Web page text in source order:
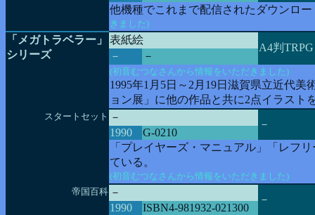
他機種でこれまで配信されたダウンロ
きました)
「メガトラベラー」
シリーズ
表紙絵
A4判TRPG
－ －
(初音むつなさんから情報をいただきました)
1995年1月5日～2月19日滋賀県立近代
ョン展」に他の作品と共に2点イラスト
スタートセット －
－
1990
G-0210
「プレイヤーズ・マニュアル」「レフ
ている。
(初音むつなさんから情報をいただきました)
帝国百科 －
－
1990 ISBN4-981932-021300